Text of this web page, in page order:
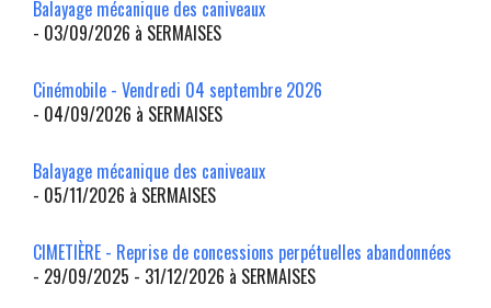
Balayage mécanique des caniveaux
- 03/09/2026 à SERMAISES
Cinémobile - Vendredi 04 septembre 2026
- 04/09/2026 à SERMAISES
Balayage mécanique des caniveaux
- 05/11/2026 à SERMAISES
CIMETIÈRE - Reprise de concessions perpétuelles abandonnées
- 29/09/2025 - 31/12/2026 à SERMAISES